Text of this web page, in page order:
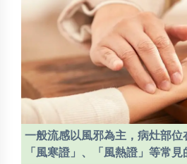
一般流感以風邪為主，病灶部位
「風寒證」、「風熱證」等常見